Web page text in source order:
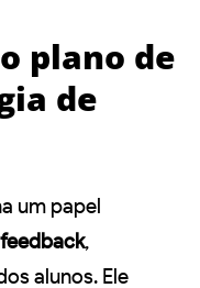
plano de
de
um papel
,
alunos. Ele